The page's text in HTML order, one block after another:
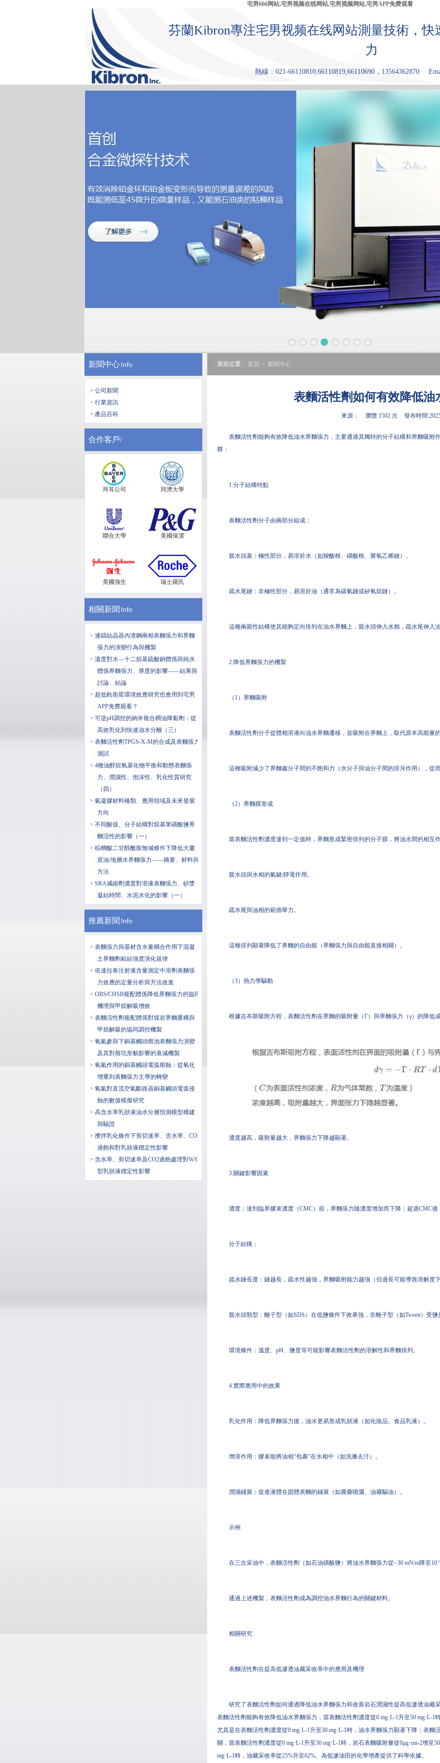
宅男666网站,宅男视频在线网站,宅男视频网站,宅男APP免费观看
芬蘭Kibron專注宅男视频在线网站測量技術，
力
熱線：021-66110810,66110819,66110690，13564362870
首 頁 產品中心 張力儀 宅男视频网 宅男APP免费 原理和優點 應用
新聞中心Info
> 公司新聞
> 行業資訊
> 產品百科
合作客戶/
拜耳公司 同濟大學
聯合大學 美國保潔
美國強生 瑞士羅氏
相關新聞 Info
> 連鑄結晶器內渣鋼兩相表麵張力和界麵
張力的演變行為與機製
> 溫度對水—十二烷基硫酸鈉體係與純水
體係界麵張力、厚度的影響——結果與
討論、結論
> 超低軌衛星環境效應研究也會用到宅男
APP免费观看？
> 可逆pH調控的納米複合稠油降黏劑：從
高效乳化到快速油水分離（三）
> 表麵活性劑TPGS-X-M的合成及表麵張力
測試
> 4種油醇烷氧基化物平衡和動態表麵張
力、潤濕性、泡沫性、乳化性質研究
（四）
> ​氣凝膠材料種類、應用領域及未來發展
方向
> 不同酸值、分子結構對烷基苯磺酸鹽界
麵活性的影響（一）
> 棕櫚酸二甘醇酰胺無堿條件下降低大慶
原油/地層水界麵張力——摘要、材料與
方法
> SRA減縮劑濃度對溶液表麵張力、砂漿
凝結時間、水泥水化的影響（一）
推薦新聞 Info
> 表麵張力與基材含水量耦合作用下混凝
土界麵劑粘結強度演化規律
> 依達拉奉注射液含量測定中溶劑表麵張
力效應的定量分析與方法改進
> OBS/CHSB複配體係降低界麵張力的協同
機理與甲烷解吸增效
> 表麵活性劑複配體係對煤岩界麵重構與
甲烷解吸的協同調控機製
> 氧氣參與下銅基觸頭熔池表麵張力演變
及其對熔坑形貌影響的衰減機製
> 氧氣作用的銅基觸頭電弧熔蝕：從氧化
增重到表麵張力主導的轉變
> 氧氣對直流空氣斷路器銅基觸頭電弧侵
蝕的數值模擬研究
> 高含水率乳狀液油水分層預測模型構建
與驗證
> 攪拌乳化條件下剪切速率、含水率、CO2
過飽和對乳狀液穩定性影響
> 含水率、剪切速率及CO2過飽處理對W/O
型乳狀液穩定性影響
當前位置 ： 首頁 > 新聞中心
表麵活性劑如何有效降低油
來源： 瀏覽 1502 次 發布時間
表麵活性劑能夠有效降低油水界麵張力，主要通過其獨特的分子結構和界麵吸附
釋：
1.分子結構特點
表麵活性劑分子由兩部分組成：
親水頭基：極性部分，易溶於水（如羧酸根、磺酸根、聚氧乙烯鏈）。
疏水尾鏈：非極性部分，易溶於油（通常為碳氫鏈或矽氧烷鏈）。
這種兩親性結構使其能夠定向排列在油水界麵上，親水頭伸入水相，疏水尾伸入
2.降低界麵張力的機製
（1）界麵吸附
表麵活性劑分子從體相溶液向油水界麵遷移，並吸附在界麵上，取代原本高能量
這種吸附減少了界麵處分子間的不飽和力（水分子與油分子間的排斥作用），從
（2）界麵膜形成
當表麵活性劑濃度達到一定值時，界麵形成緊密排列的分子膜，將油水間的相互
親水頭與水相的氫鍵/靜電作用。
疏水尾與油相的範德華力。
這種排列顯著降低了界麵的自由能（界麵張力與自由能直接相關）。
（3）熱力學驅動
根據吉布斯吸附方程，表麵活性劑在界麵的吸附量（Γ）與界麵張力（γ）的降低
濃度越高，吸附量越大，界麵張力下降越顯著。
3.關鍵影響因素
濃度：達到臨界膠束濃度（CMC）前，界麵張力隨濃度增加而下降；超過CMC
分子結構：
疏水鏈長度：鏈越長，疏水性越強，界麵吸附能力越強（但過長可能導致溶解度
親水頭類型：離子型（如SDS）在低鹽條件下效果強，非離子型（如Tween）受
環境條件：溫度、pH、鹽度等可能影響表麵活性劑的溶解性和界麵排列。
4.實際應用中的效果
乳化作用：降低界麵張力後，油水更易形成乳狀液（如化妝品、食品乳液）。
增溶作用：膠束能將油相“包裹”在水相中（如洗滌去汙）。
潤濕鋪展：促進液體在固體表麵的鋪展（如農藥噴灑、油藏驅油）。
示例
在三次采油中，表麵活性劑（如石油磺酸鹽）將油水界麵張力從~30 mN/m降至
通過上述機製，表麵活性劑成為調控油水界麵行為的關鍵材料。
相關研究
表麵活性劑在提高低滲透油藏采收率中的應用及機理
研究了表麵活性劑如何通過降低油水界麵張力和改善岩石潤濕性提高低滲透油藏
表麵活性劑能夠有效降低油水界麵張力，當表麵活性劑濃度從0 mg·L-1升至50 mg·L-1
尤其是在表麵活性劑濃度從0 mg·L-1升至30 mg·L-1時，油水界麵張力顯著下降；表
關，當表麵活性劑濃度從0 mg·L-1升至30 mg·L-1時，岩石表麵吸附量從0μg·cm-2增至
mg·L-1時，油藏采收率從25%升至62%。為低滲油田的化學增產提供了科學依據。